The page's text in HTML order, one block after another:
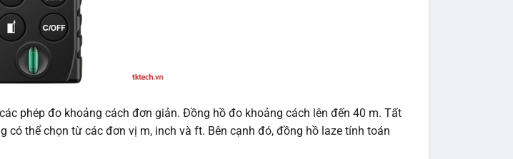
phép đo khoảng cách đơn giản. Đồng hồ đo khoảng cách lên đến 40 m. Tất
thể chọn từ các đơn vị m, inch và ft. Bên cạnh đó, đồng hồ laze tính toán